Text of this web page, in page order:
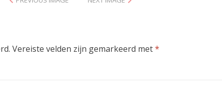
Vereiste velden zijn gemarkeerd met*